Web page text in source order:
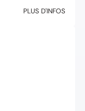
PLUS D'INFOS